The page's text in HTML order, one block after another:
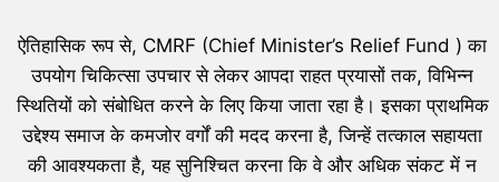
ऐतिहासिक रूप से, CMRF (Chief Minister’s Relief Fund ) का
उपयोग चिकित्सा उपचार से लेकर आपदा राहत प्रयासों तक, विभिन्न
स्थितियों को संबोधित करने के लिए किया जाता रहा है। इसका प्राथमिक
उद्देश्य समाज के कमजोर वर्गों की मदद करना है, जिन्हें तत्काल सहायता
की आवश्यकता है, यह सुनिश्चित करना कि वे और अधिक संकट में न